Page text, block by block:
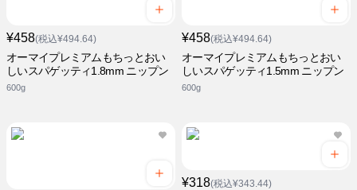
¥458(税込¥494.64)
オーマイプレミアムもちっとおい
しいスパゲッティ1.8mm ニップン
600g
¥458(税込¥494.64)
オーマイプレミアムもちっとおい
しいスパゲッティ1.5mm ニップン
600g
¥318(税込¥343.44)